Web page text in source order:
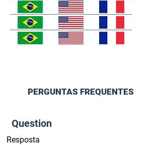
PERGUNTAS FREQUENTES
Question
Resposta